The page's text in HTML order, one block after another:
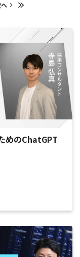
めのChatGPT